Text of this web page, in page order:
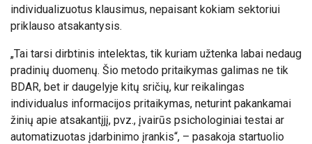
individualizuotus klausimus, nepaisant kokiam sektoriui
priklauso atsakantysis.
„Tai tarsi dirbtinis intelektas, tik kuriam užtenka labai nedaug
pradinių duomenų. Šio metodo pritaikymas galimas ne tik
BDAR, bet ir daugelyje kitų sričių, kur reikalingas
individualus informacijos pritaikymas, neturint pakankamai
žinių apie atsakantįjį, pvz., įvairūs psichologiniai testai ar
automatizuotas įdarbinimo įrankis“, – pasakoja startuolio